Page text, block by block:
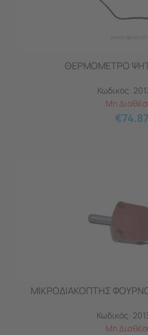
ΘΕΡΜΟΜΕΤΡΟ
Κωδικός:
Μη
€74.87
ΜΙΚΡΟΔΙΑΚΟΠΤΗΣ
Κωδικός:
Μη